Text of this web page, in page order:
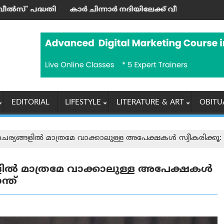
ഉദ്ഘാടനം ചെയ്തു
ചിന്നാര്‍ നദിയിലേക്ക് വീണ് ഒരാള്‍ മരിച്ചു; മൂന്നു പേര്‍ക്ക്
EDITORIAL LIFESTYLE LITERATURE & ART
മാത്രമേ വാക്കാലുള്ള അപേക്ഷകൾ സ്വീകരിക്കൂ:
മാത്രമേ വാക്കാലുള്ള അപേക്ഷകൾ